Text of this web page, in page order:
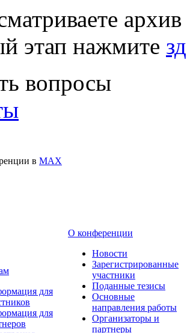
этап нажмите
вопросы
в МАХ
для
для
О конференции
Новости
Зарегистрированные
участники
Поданные тезисы
Основные
направления работы
Организаторы и
партнеры